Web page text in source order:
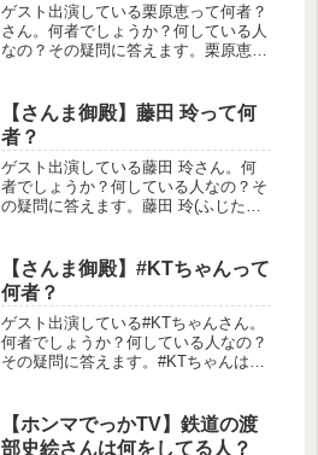
ゲスト出演している栗原恵って何者？
さん。何者でしょうか？何している人
なの？その疑問に答えます。栗原恵は
2008年の北京オリンピックに出場して
います。 この投稿をInsta...
【さんま御殿】藤田 玲って何
者？
ゲスト出演している藤田 玲さん。何
者でしょうか？何している人なの？そ
の疑問に答えます。藤田 玲(ふじたれ
#DUSTZONEMAN LIVE 『PIANO』
ご来場、ご視...
【さんま御殿】#KTちゃんって
何者？
ゲスト出演している#KTちゃんさん。
何者でしょうか？何している人なの？
その疑問に答えます。#KTちゃんはア
す。 この投稿をInstagramで見る #KT
ちゃん / #KT...
【ホンマでっかTV】鉄道の渡
部史絵さんは何をしてる人？